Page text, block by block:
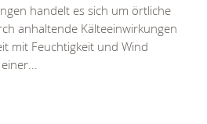
handelt es sich um örtliche
anhaltende Kälteeinwirkungen
mit Feuchtigkeit und Wind